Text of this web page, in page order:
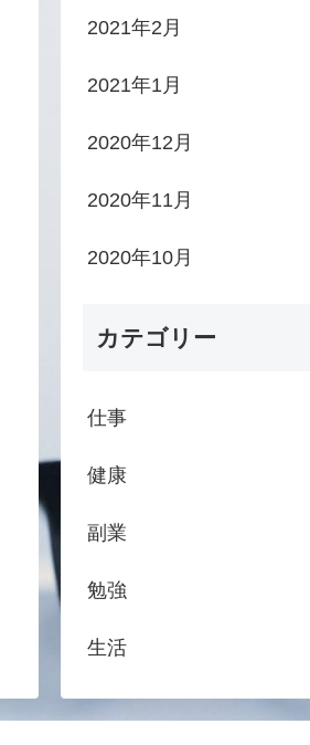
2021年2月
2021年1月
2020年12月
2020年11月
2020年10月
カテゴリー
仕事
健康
副業
勉強
生活